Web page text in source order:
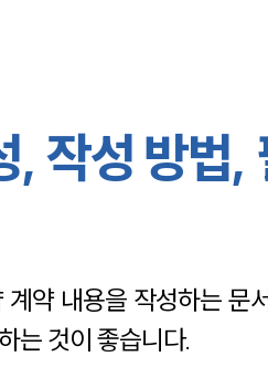
작성 방법,
약 내용을 작성하는 문
는 것이 좋습니다.